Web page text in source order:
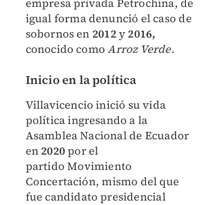
empresa privada Petrochina, de
igual forma denunció el caso de
sobornos en 2012 y 2016,
conocido comoArroz Verde.
Inicio en la política
Villavicencio inició su vida
política ingresando a la
Asamblea Nacional de Ecuador
en 2020por el
partido Movimiento
Concertación, mismo del que
fue candidato presidencial